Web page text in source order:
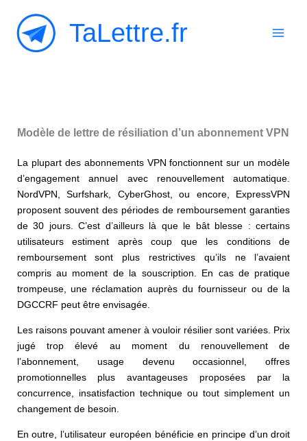
contenu
TaLettre.fr
Modèle de lettre de résiliation d’un abonnement VPN
La plupart des abonnements VPN fonctionnent sur un modèle
d’engagement annuel avec renouvellement automatique.
NordVPN, Surfshark, CyberGhost, ou encore, ExpressVPN
proposent souvent des périodes de remboursement garanties
de 30 jours. C’est d’ailleurs là que le bât blesse : certains
utilisateurs estiment après coup que les conditions de
remboursement sont plus restrictives qu’ils ne l’avaient
compris au moment de la souscription. En cas de pratique
trompeuse, une réclamation auprès du fournisseur ou de la
DGCCRF peut être envisagée.
Les raisons pouvant amener à vouloir résilier sont variées. Prix
jugé trop élevé au moment du renouvellement de
l’abonnement, usage devenu occasionnel, offres
promotionnelles plus avantageuses proposées par la
concurrence, insatisfaction technique ou tout simplement un
changement de besoin.
En outre, l’utilisateur européen bénéficie en principe d’un droit